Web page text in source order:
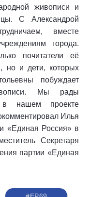
живописи и
С Александрой
вместе
города.
почитатели её
но и дети, которых
побуждает
Мы рады
в нашем проекте
Илья
«Единая Россия» в
Секретаря
партии «Единая